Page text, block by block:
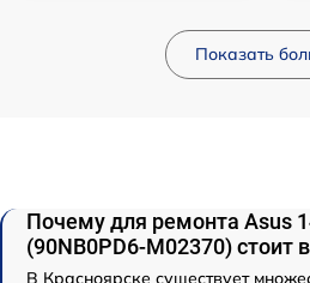
Показать
Почему для ремонта Asus
(90NB0PD6-M02370) стоит
В Красноярске существует